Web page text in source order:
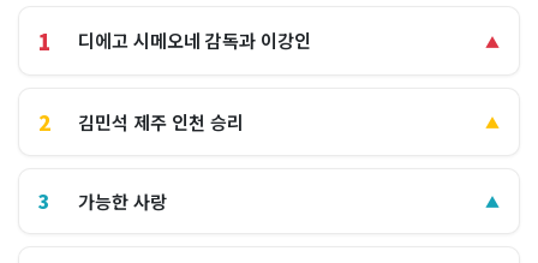
1 디에고 시메오네 감독과 이강인 ▲
2 김민석 제주 인천 승리 ▲
3 가능한 사랑 ▲